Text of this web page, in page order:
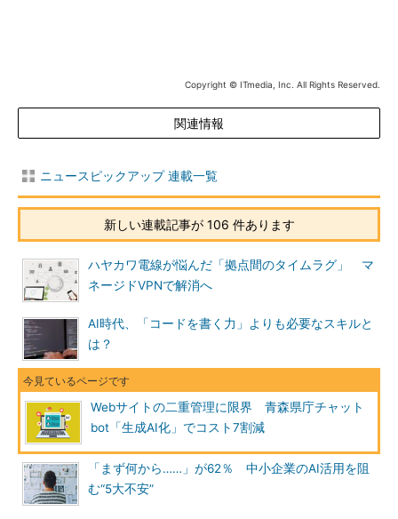
Copyright © ITmedia, Inc. All Rights Reserved.
関連情報
ニュースピックアップ 連載一覧
新しい連載記事が 106 件あります
ハヤカワ電線が悩んだ「拠点間のタイムラグ」 マ
ネージドVPNで解消へ
AI時代、「コードを書く力」よりも必要なスキルと
は？
Webサイトの二重管理に限界 青森県庁チャット
bot「生成AI化」でコスト7割減
「まず何から……」が62％ 中小企業のAI活用を阻
む“5大不安”